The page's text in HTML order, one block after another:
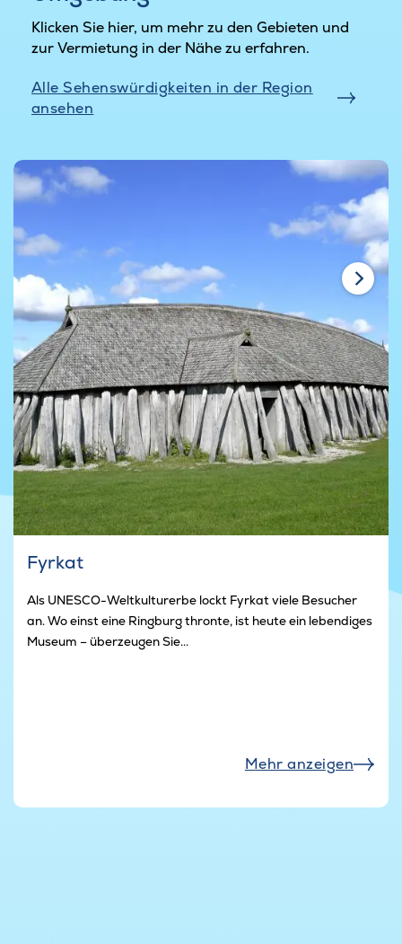
Klicken Sie hier, um mehr zu den Gebieten und
zur Vermietung in der Nähe zu erfahren.
Alle Sehenswürdigkeiten in der Region
ansehen
Fyrkat
Als UNESCO-Weltkulturerbe lockt Fyrkat viele Besucher
an. Wo einst eine Ringburg thronte, ist heute ein lebendiges
Museum – überzeugen Sie...
Mehr anzeigen